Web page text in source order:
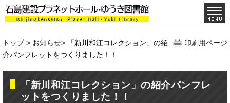
印刷用ページ
トップ> お知らせ> 「新川和江コレクション」の紹
介パンフレットをつくりました！！
「新川和江コレクション」の紹介パンフレ
ットをつくりました！！